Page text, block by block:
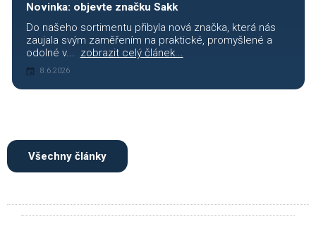
Novinka: objevte značku Sakk
Do našeho sortimentu přibyla nová značka, která nás
zaujala svým zaměřením na praktické, promyšlené a
odolné v... zobrazit celý článek...
8.6.2026
Všechny články